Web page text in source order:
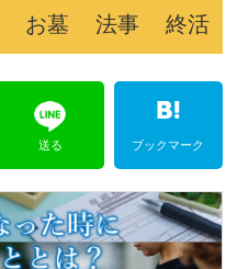
お墓 法事 終活
送る ブックマーク